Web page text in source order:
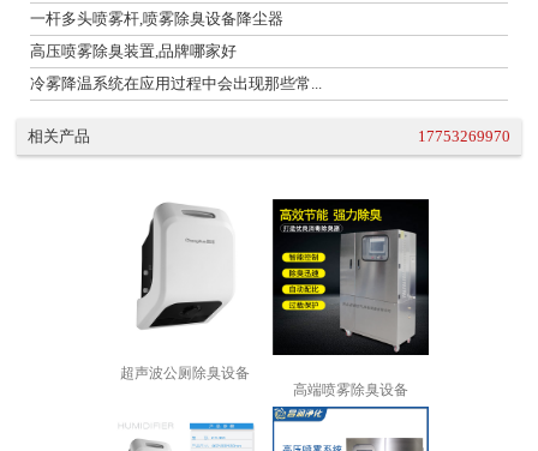
一杆多头喷雾杆,喷雾除臭设备降尘器
高压喷雾除臭装置,品牌哪家好
冷雾降温系统在应用过程中会出现那些常...
相关产品 17753269970
超声波公厕除臭设备
高端喷雾除臭设备